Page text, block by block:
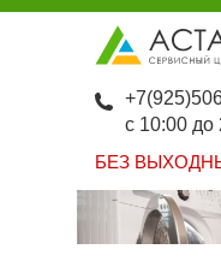
БЕЗ
с 10:00 до